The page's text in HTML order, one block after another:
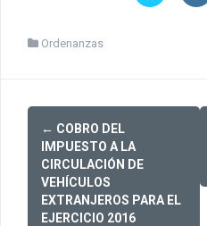
Ordenanzas
Post
navigation
← COBRO DEL
IMPUESTO A LA
CIRCULACIÓN DE
VEHÍCULOS
EXTRANJEROS PARA EL
EJERCICIO 2016